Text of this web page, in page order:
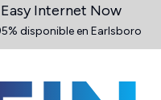
Easy Internet Now
disponible en Earlsboro